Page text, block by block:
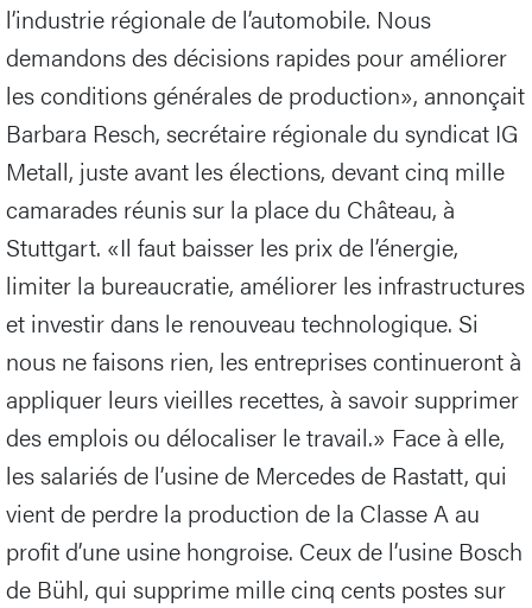
l’industrie régionale de l’automobile. Nous
demandons des décisions rapides pour améliorer
les conditions générales de production», annonçait
Barbara Resch, secrétaire régionale du syndicat IG
Metall, juste avant les élections, devant cinq mille
camarades réunis sur la place du Château, à
Stuttgart. «Il faut baisser les prix de l’énergie,
limiter la bureaucratie, améliorer les infrastructures
et investir dans le renouveau technologique. Si
nous ne faisons rien, les entreprises continueront à
appliquer leurs vieilles recettes, à savoir supprimer
des emplois ou délocaliser le travail.» Face à elle,
les salariés de l’usine de Mercedes de Rastatt, qui
vient de perdre la production de la Classe A au
profit d’une usine hongroise. Ceux de l’usine Bosch
de Bühl, qui supprime mille cinq cents postes sur